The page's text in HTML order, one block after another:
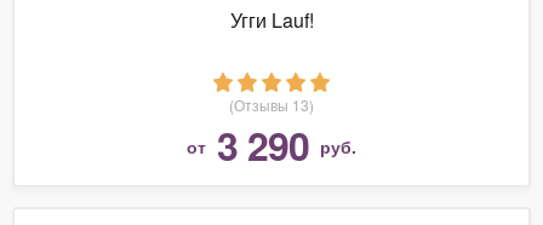
Угги Lauf!
(Отзывы 13)
от 3 290 руб.